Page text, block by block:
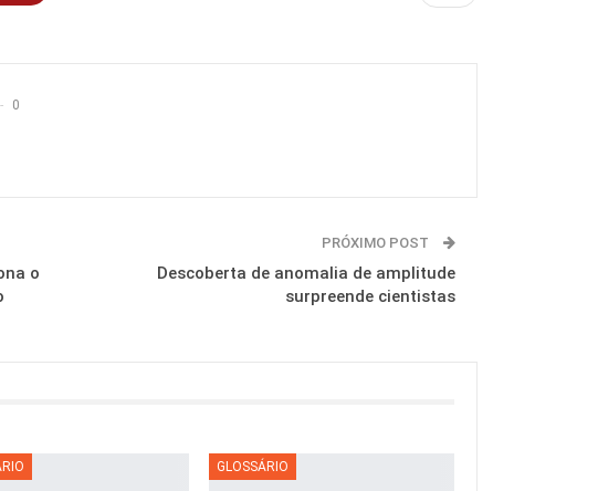
0
o
PRÓXIMO POST
Descoberta de anomalia de amplitude
surpreende cientistas
GLOSSÁRIO